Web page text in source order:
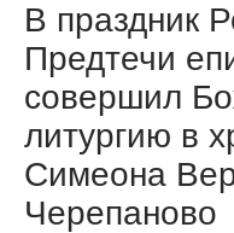
В праздник
Предтечи
совершил
литургию в
Симеона
Черепаново